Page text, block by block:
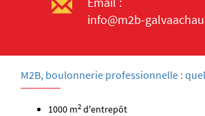
info@m2b-
M2B, boulonnerie professionnelle :
1000 m2 d'entrepôt